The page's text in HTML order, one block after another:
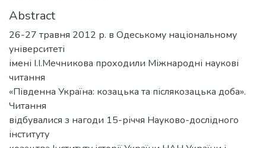
Abstract
26-27 травня 2012 р. в Одеському національному
університеті
імені І.І.Мечникова проходили Міжнародні наукові
читання
«Південна Україна: козацька та післякозацька доба».
Читання
відбувалися з нагоди 15-річчя Науково-дослідного
інституту